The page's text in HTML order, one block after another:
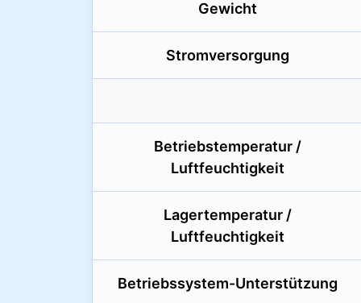
Gewicht
Stromversorgung
Betriebstemperatur /
Luftfeuchtigkeit
Lagertemperatur /
Luftfeuchtigkeit
Betriebssystem-Unterstützung